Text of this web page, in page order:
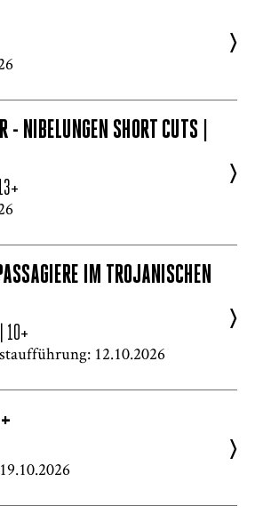
>
- NIBELUNGEN SHORT CUTS |
>
IM TROJANISCHEN
| 10+
12.10.2026
>
>